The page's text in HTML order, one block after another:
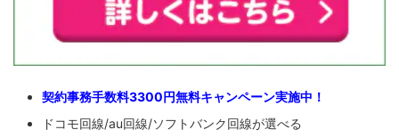
契約事務手数料3300円無料キャンペーン実施中！
ドコモ回線/au回線/ソフトバンク回線が選べる